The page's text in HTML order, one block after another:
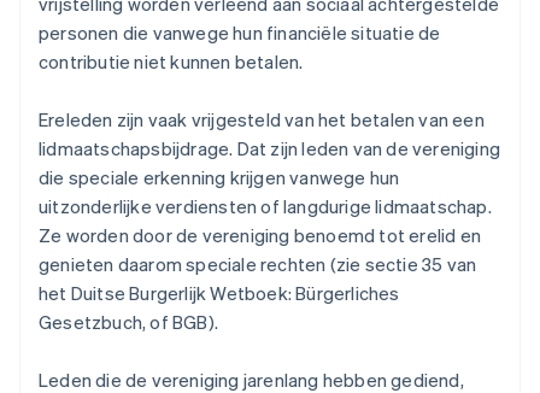
personen die vanwege hun financiële situatie de
contributie niet kunnen betalen.
Ereleden zijn vaak vrijgesteld van het betalen van een
lidmaatschapsbijdrage. Dat zijn leden van de vereniging
die speciale erkenning krijgen vanwege hun
uitzonderlijke verdiensten of langdurige lidmaatschap.
Ze worden door de vereniging benoemd tot erelid en
genieten daarom speciale rechten (zie sectie 35 van
het Duitse Burgerlijk Wetboek: Bürgerliches
Gesetzbuch, of BGB).
Leden die de vereniging jarenlang hebben gediend,